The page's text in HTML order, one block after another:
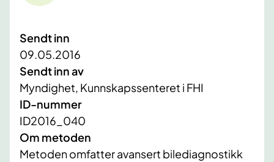
Sendt inn
09.05.2016
Sendt inn av
Myndighet, Kunnskapssenteret i FHI
ID-nummer
ID2016_040
Om metoden
Metoden omfatter avansert bilediagnostikk